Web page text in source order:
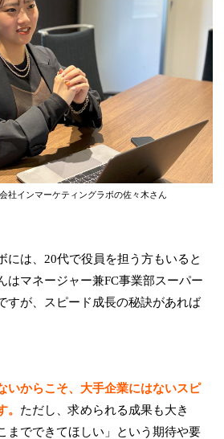
社インマーケティングラボの佐々木さん
には、20代で役員を担う方もいると
はマネージャー兼FC事業部スーパー
すが、スピード成長の秘訣があれば
いからこそ、大手企業にはないスピ
。 ただし、求められる成果も大き
までできてほしい」という期待や要